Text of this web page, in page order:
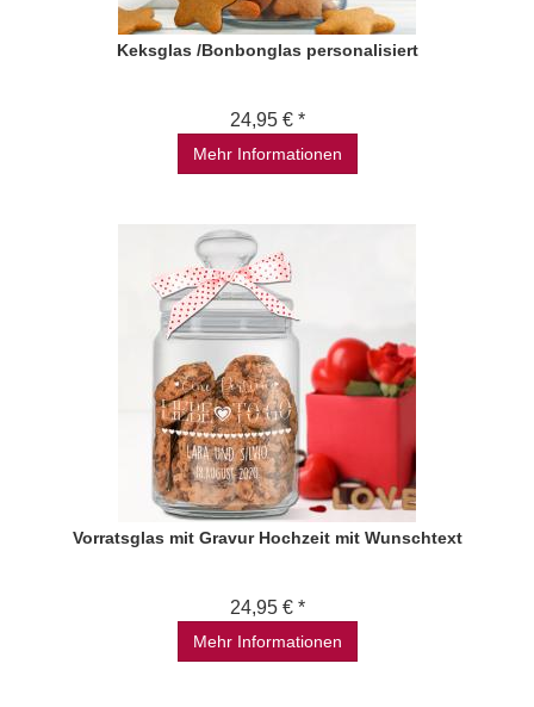
Keksglas /Bonbonglas personalisiert
24,95 € *
Mehr Informationen
Vorratsglas mit Gravur Hochzeit mit Wunschtext
24,95 € *
Mehr Informationen